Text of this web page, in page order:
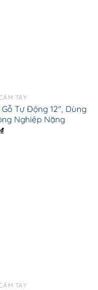
TAY
Tự Động 12″, Dùng
Nghiệp Nặng
₫
TAY